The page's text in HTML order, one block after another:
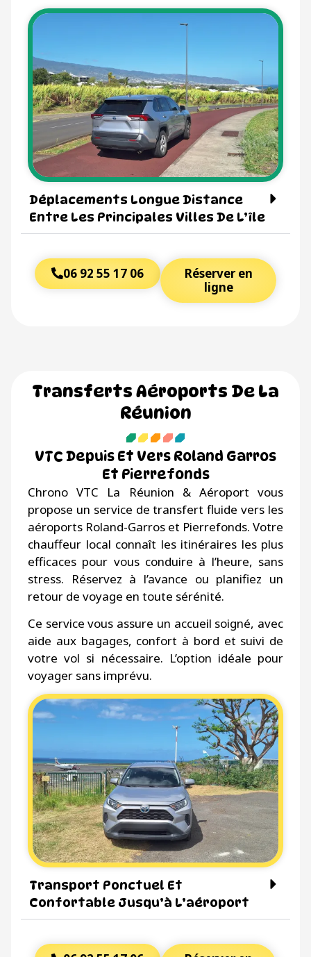
Déplacements Longue Distance
Entre Les Principales Villes De L’île
06 92 55 17 06
Réserver en
ligne
Transferts Aéroports De La
Réunion
VTC Depuis Et Vers Roland Garros
Et Pierrefonds
Chrono VTC La Réunion & Aéroport vous
propose un service de transfert fluide vers les
aéroports Roland-Garros et Pierrefonds. Votre
chauffeur local connaît les itinéraires les plus
efficaces pour vous conduire à l’heure, sans
stress. Réservez à l’avance ou planifiez un
retour de voyage en toute sérénité.
Ce service vous assure un accueil soigné, avec
aide aux bagages, confort à bord et suivi de
votre vol si nécessaire. L’option idéale pour
voyager sans imprévu.
Transport Ponctuel Et
Confortable Jusqu’à L’aéroport